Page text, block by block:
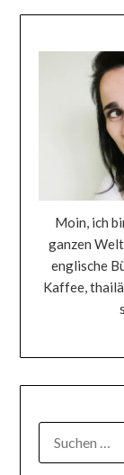
Moin, ich
ganzen
englische
Kaffee,